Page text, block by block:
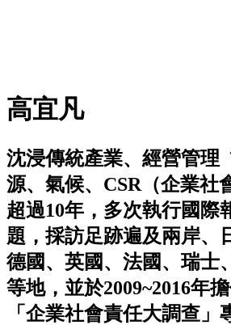
高宜凡
沈浸傳統產業、經營管理
源、氣候、CSR（企業社
超過10年，多次執行國際
題，採訪足跡遍及兩岸、
德國、英國、法國、瑞士
等地，並於2009~2016年
「企業社會責任大調查」